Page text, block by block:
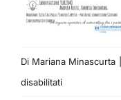
Di Mariana Minascurta
disabilitatisu